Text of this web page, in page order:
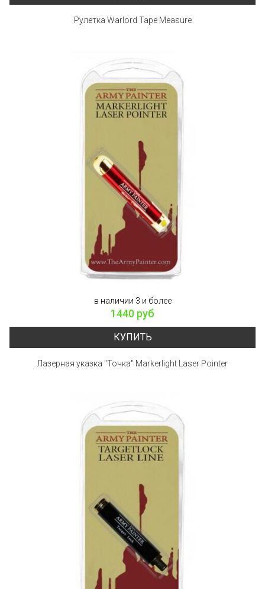
Рулетка Warlord Tape Measure
в наличии 3 и более
1440 руб
КУПИТЬ
Лазерная указка "Точка" Markerlight Laser Pointer